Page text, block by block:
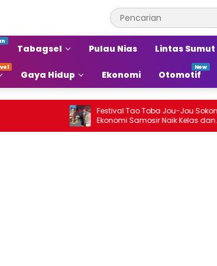
Tabagsel Pulau Nias Lintas Sumut
Gaya Hidup Ekonomi Otomotif
Festival Tao Toba Jou-Jou Sokong
Ekonomi Samosir Naik Kelas dan
Pariwisata Menjadi Sumber Pertumbuhan